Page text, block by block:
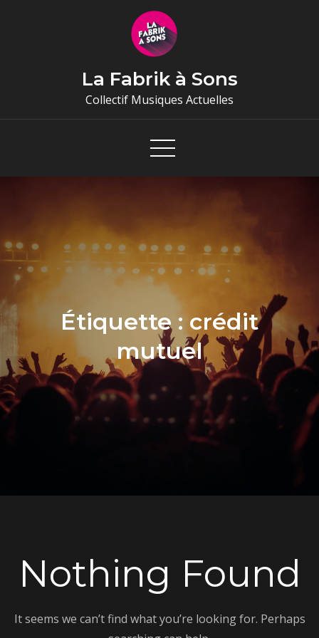
La Fabrik à Sons
Collectif Musiques Actuelles
Étiquette : crédit
mutuel
Nothing Found
It seems we can’t find what you’re looking for. Perhaps